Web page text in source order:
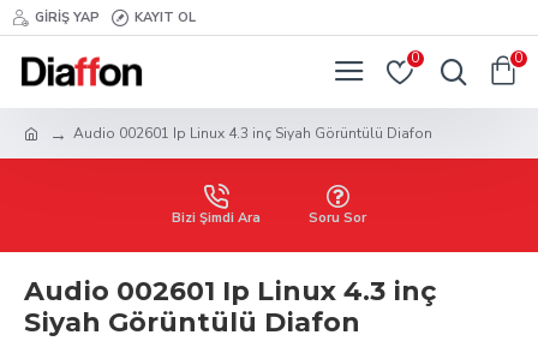
GIRIŞ YAP KAYIT OL
0 0
Audio 002601 Ip Linux 4.3 inç Siyah Görüntülü Diafon
Bizi Şimdi Ara Soru Sor
Audio 002601 Ip Linux 4.3 inç
Siyah Görüntülü Diafon